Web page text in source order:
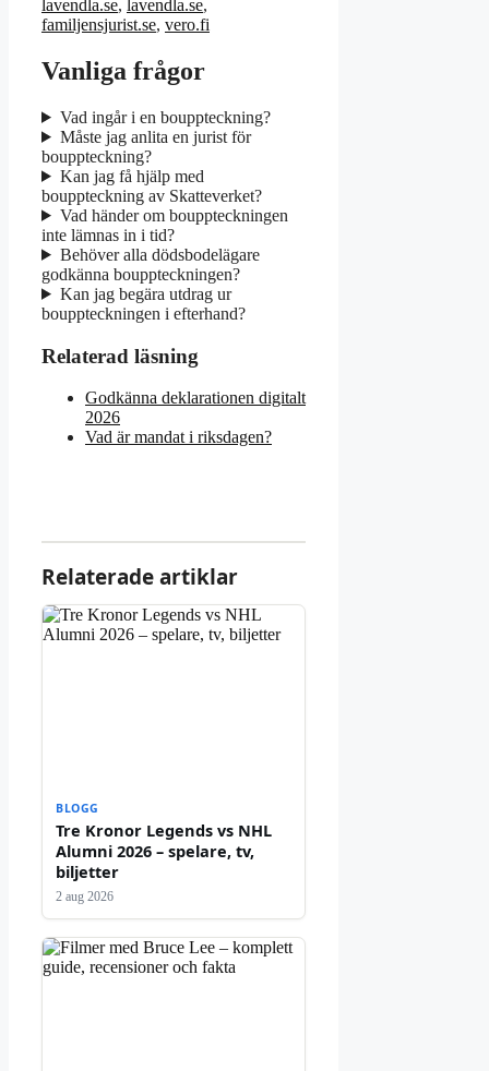
lavendla.se, lavendla.se,
familjensjurist.se, vero.fi
Vanliga frågor
Vad ingår i en bouppteckning?
Måste jag anlita en jurist för
bouppteckning?
Kan jag få hjälp med
bouppteckning av Skatteverket?
Vad händer om bouppteckningen
inte lämnas in i tid?
Behöver alla dödsbodelägare
godkänna bouppteckningen?
Kan jag begära utdrag ur
bouppteckningen i efterhand?
Relaterad läsning
Godkänna deklarationen digitalt
2026
Vad är mandat i riksdagen?
Relaterade artiklar
BLOGG
Tre Kronor Legends vs NHL
Alumni 2026 – spelare, tv,
biljetter
2 aug 2026